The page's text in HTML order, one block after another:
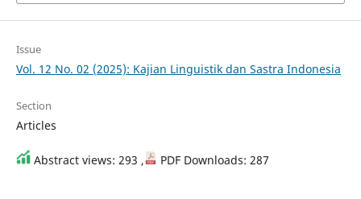
Issue
Vol. 12 No. 02 (2025): Kajian Linguistik dan Sastra Indonesia
Section
Articles
Abstract views: 293 , PDF Downloads: 287